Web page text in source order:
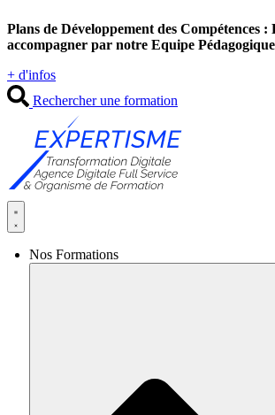
au
contenu
Plans de Développement des Compétences :
accompagner par notre Equipe
+ d'infos
Rechercher une formation
Nos Formations